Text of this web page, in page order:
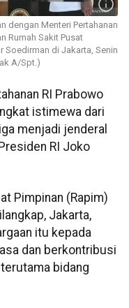
dengan Menteri Pertahanan
Rumah Sakit Pusat
Soedirman di Jakarta, Senin
A/Spt.)
RI Prabowo
istimewa dari
menjadi jenderal
RI Joko
Pimpinan (Rapim)
Jakarta,
itu kepada
dan berkontribusi
bidang